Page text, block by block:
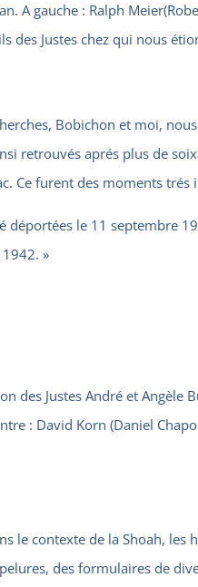
A gauche : Ralph
des Justes chez qui nous
Bobichon et moi,
retrouvés aprés plus de
Ce furent des moments trés
déportées le 11 septembre
»
des Justes André et
: David Korn (Daniel
le contexte de la Shoah,
des formulaires de